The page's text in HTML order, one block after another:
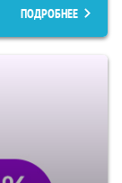
ПОДРОБНЕЕ